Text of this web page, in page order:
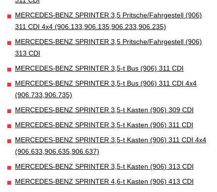
MERCEDES-BENZ SPRINTER 3,5 Pritsche/Fahrgestell (906)
311 CDI 4x4 (906.133,906.135,906.233,906.235)
MERCEDES-BENZ SPRINTER 3,5 Pritsche/Fahrgestell (906)
313 CDI
MERCEDES-BENZ SPRINTER 3,5-t Bus (906) 311 CDI
MERCEDES-BENZ SPRINTER 3,5-t Bus (906) 311 CDI 4x4
(906.733,906.735)
MERCEDES-BENZ SPRINTER 3,5-t Kasten (906) 309 CDI
MERCEDES-BENZ SPRINTER 3,5-t Kasten (906) 311 CDI
MERCEDES-BENZ SPRINTER 3,5-t Kasten (906) 311 CDI 4x4
(906.633,906.635,906.637)
MERCEDES-BENZ SPRINTER 3,5-t Kasten (906) 313 CDI
MERCEDES-BENZ SPRINTER 4,6-t Kasten (906) 413 CDI